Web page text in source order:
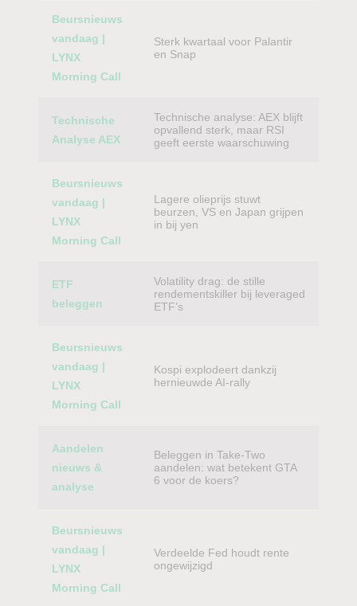
Beursnieuws
vandaag |
LYNX
Morning Call
Sterk kwartaal voor Palantir
en Snap
Technische
Analyse AEX
Technische analyse: AEX blijft
opvallend sterk, maar RSI
geeft eerste waarschuwing
Beursnieuws
vandaag |
LYNX
Morning Call
Lagere olieprijs stuwt
beurzen, VS en Japan grijpen
in bij yen
ETF
beleggen
Volatility drag: de stille
rendementskiller bij leveraged
ETF’s
Beursnieuws
vandaag |
LYNX
Morning Call
Kospi explodeert dankzij
hernieuwde AI-rally
Aandelen
nieuws &
analyse
Beleggen in Take-Two
aandelen: wat betekent GTA
6 voor de koers?
Beursnieuws
vandaag |
LYNX
Morning Call
Verdeelde Fed houdt rente
ongewijzigd